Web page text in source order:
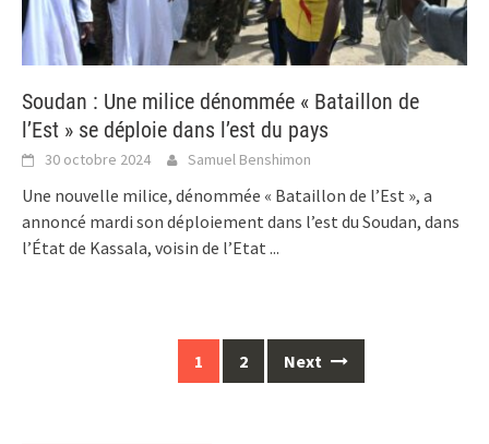
Soudan : Une milice dénommée « Bataillon de
l’Est » se déploie dans l’est du pays
30 octobre 2024 Samuel Benshimon
Une nouvelle milice, dénommée « Bataillon de l’Est », a
annoncé mardi son déploiement dans l’est du Soudan, dans
l’État de Kassala, voisin de l’Etat ...
1 2 Next